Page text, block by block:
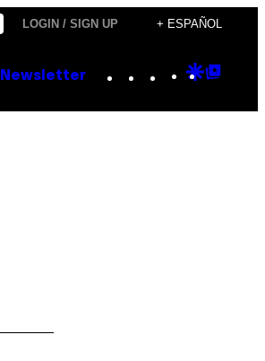
LOGIN / SIGN UP + ESPAÑOL
Newsletter Instagram
TikTok
YouTube
Google